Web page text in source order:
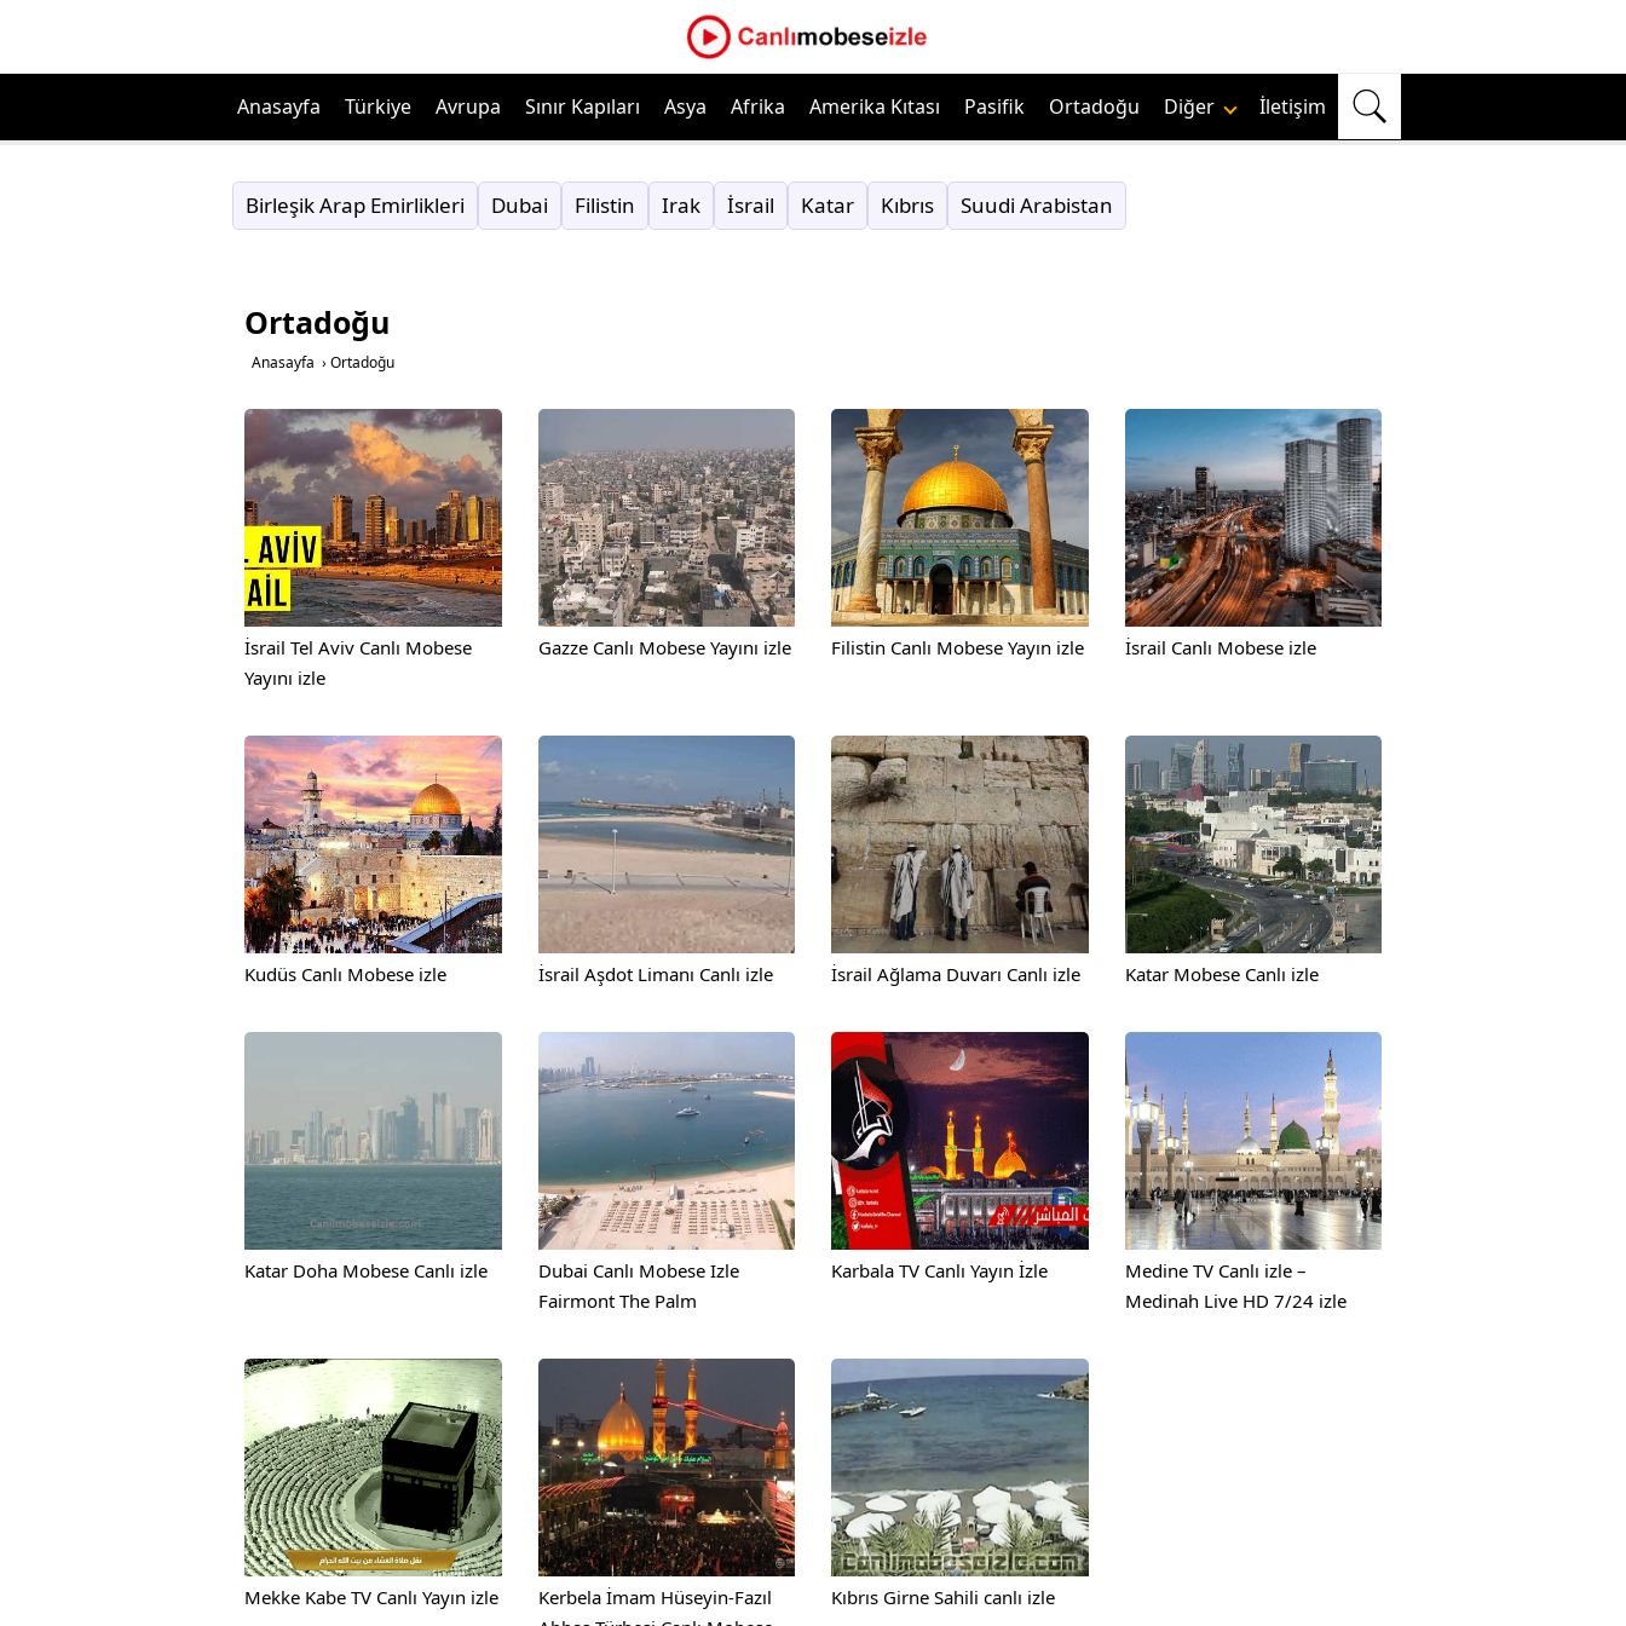
Anasayfa Türkiye Avrupa Sınır Kapıları Asya Afrika Amerika Kıtası Pasifik Ortadoğu Diğer İletişim
Birleşik Arap Emirlikleri Dubai Filistin Irak İsrail Katar Kıbrıs Suudi Arabistan
Ortadoğu
Anasayfa › Ortadoğu
İsrail Tel Aviv Canlı Mobese
Yayını izle
Gazze Canlı Mobese Yayını izle Filistin Canlı Mobese Yayın izle İsrail Canlı Mobese izle
Kudüs Canlı Mobese izle İsrail Aşdot Limanı Canlı izle İsrail Ağlama Duvarı Canlı izle Katar Mobese Canlı izle
Katar Doha Mobese Canlı izle
Dubai Canlı Mobese Izle
Fairmont The Palm
Karbala TV Canlı Yayın İzle
Medine TV Canlı izle –
Medinah Live HD 7/24 izle
Mekke Kabe TV Canlı Yayın izle
Kerbela İmam Hüseyin-Fazıl
Kıbrıs Girne Sahili canlı izle